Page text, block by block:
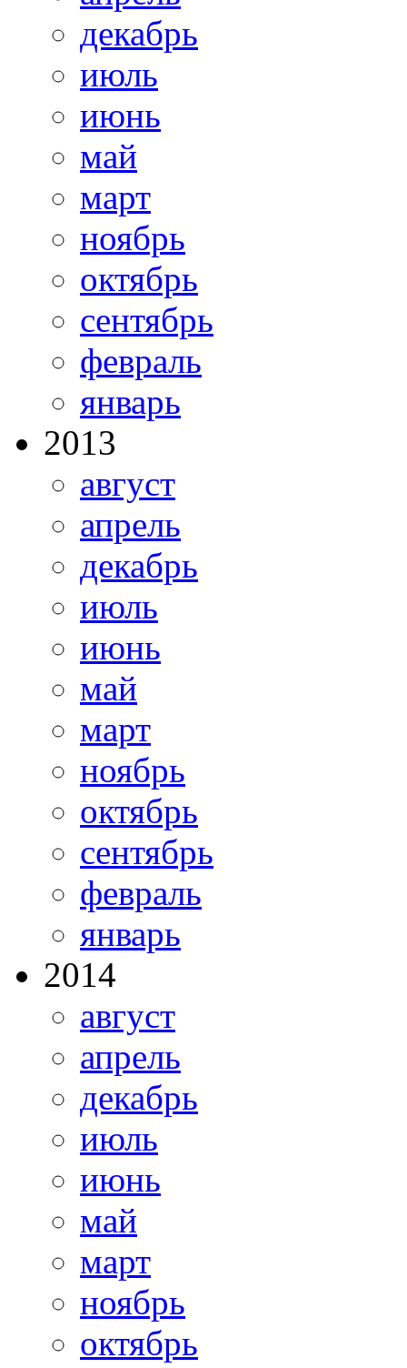
декабрь
июль
июнь
май
март
ноябрь
октябрь
сентябрь
февраль
январь
2013
август
апрель
декабрь
июль
июнь
май
март
ноябрь
октябрь
сентябрь
февраль
январь
2014
август
апрель
декабрь
июль
июнь
май
март
ноябрь
октябрь